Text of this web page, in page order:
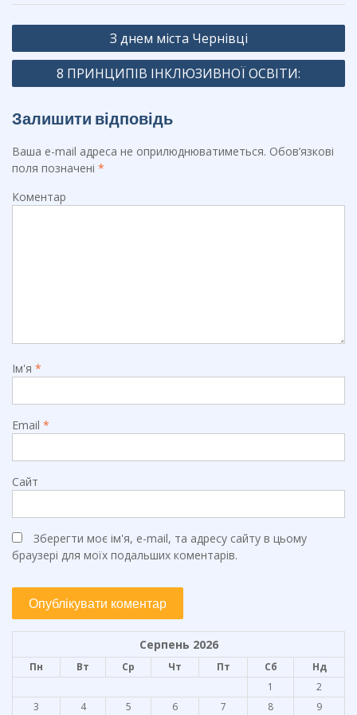
b
o
k
gr
m
Навігація
записів
З днем міста Чернівці
8 ПРИНЦИПІВ ІНКЛЮЗИВНОЇ ОСВІТИ:
Залишити відповідь
Ваша e-mail адреса не оприлюднюватиметься. Обов’язкові
поля позначені *
Коментар
Ім'я *
Email *
Сайт
Зберегти моє ім'я, e-mail, та адресу сайту в цьому
браузері для моїх подальших коментарів.
Серпень 2026
Пн Вт Ср Чт Пт Сб
Нд
1
2
3
4 5 6 7 8 9